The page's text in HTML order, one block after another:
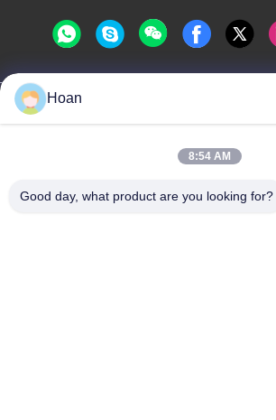
Cina Kualitas Baik Isolator getaran tali
© 2024-2026 Xi'an Hoan Microwave Co.,
Hoan
8:54 AM
Good day, what product are you looking for?